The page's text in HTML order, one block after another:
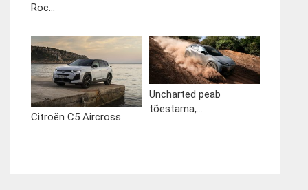
Roc...
Citroën C5 Aircross...
Uncharted peab
tõestama,...